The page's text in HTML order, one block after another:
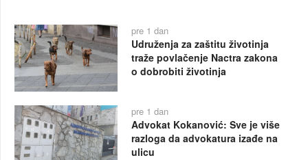
pre 1 dan
Udruženja za zaštitu životinja
traže povlačenje Nactra zakona
o dobrobiti životinja
pre 1 dan
Advokat Kokanović: Sve je više
razloga da advokatura izađe na
ulicu